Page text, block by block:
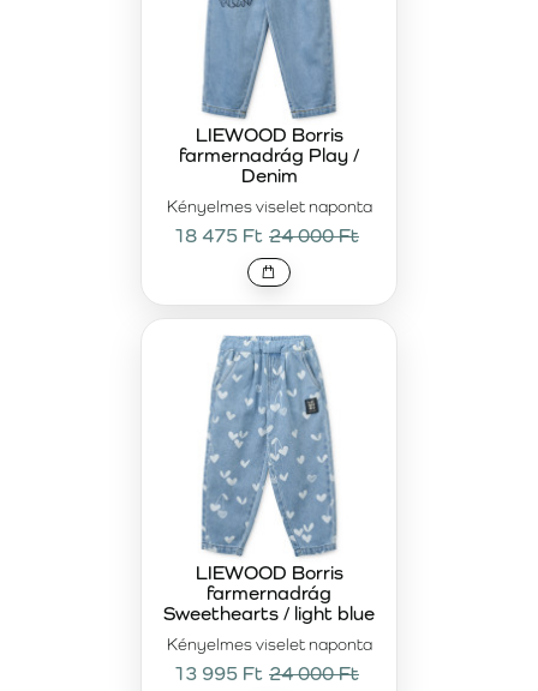
Kényelmes viselet naponta
LIEWOOD Borris
farmernadrág Play /
Denim
18 475 Ft 24 000 Ft
Kényelmes viselet naponta
LIEWOOD Borris
farmernadrág
Sweethearts / light blue
13 995 Ft 24 000 Ft